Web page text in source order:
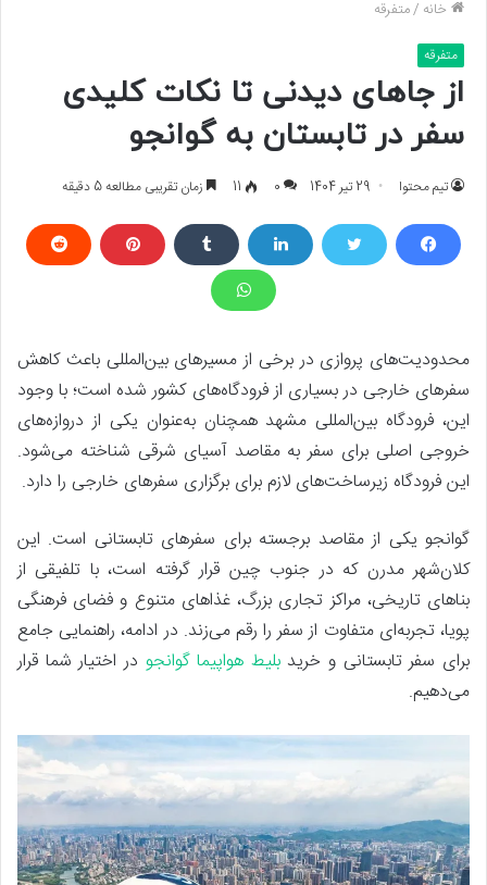
خانه /متفرقه
متفرقه
از جاهای دیدنی تا نکات کلیدی
سفر در تابستان به گوانجو
تیم محتوا 29 تیر 1404 0
11 زمان تقریبی مطالعه 5 دقیقه
محدودیت‌های پروازی در برخی از مسیرهای بین‌المللی باعث کاهش
سفرهای خارجی در بسیاری از فرودگاه‌های کشور شده‌ است؛ با وجود
این، فرودگاه بین‌المللی مشهد همچنان به‌عنوان یکی از دروازه‌های
خروجی اصلی برای سفر به مقاصد آسیای شرقی شناخته می‌شود.
این فرودگاه زیرساخت‌های لازم برای برگزاری سفرهای خارجی را دارد.
گوانجو یکی از مقاصد برجسته برای سفرهای تابستانی است. این
کلان‌شهر مدرن که در جنوب چین قرار گرفته است، با تلفیقی از
بناهای تاریخی، مراکز تجاری بزرگ، غذاهای متنوع و فضای فرهنگی
پویا، تجربه‌ای متفاوت از سفر را رقم می‌زند. در ادامه، راهنمایی جامع
برای سفر تابستانی و خریدبلیط هواپیما گوانجو در اختیار شما قرار
می‌دهیم.